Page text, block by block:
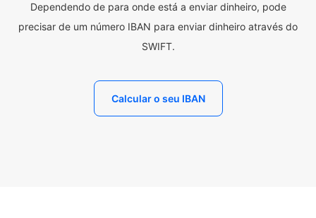
Dependendo de para onde está a enviar dinheiro, pode
precisar de um número IBAN para enviar dinheiro através do
SWIFT.
Calcular o seu IBAN